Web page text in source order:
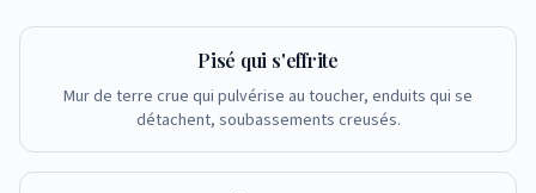
Pisé qui s'effrite
Mur de terre crue qui pulvérise au toucher, enduits qui se
détachent, soubassements creusés.